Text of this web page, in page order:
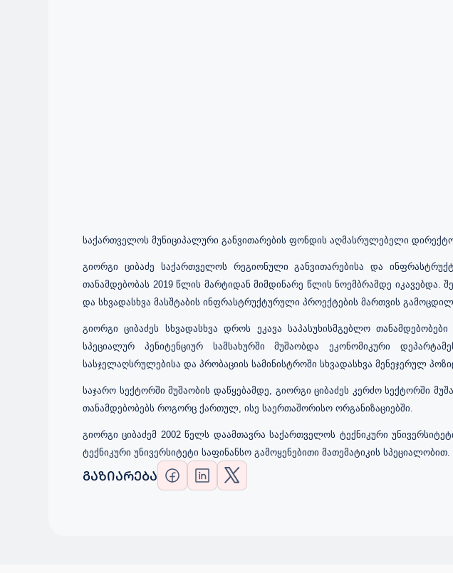
საქართველოს მუნიციპალური განვითარების ფონდის აღმასრულებელი
გიორგი ციბაძე საქართველოს რეგიონული განვითარებისა და
თანამდებობას 2019 წლის მარტიდან მიმდინარე წლის ნოემბრამდე იკავებდა.
და სხვადასხვა მასშტაბის ინფრასტრუქტურული პროექტების მართვის
გიორგი ციბაძეს სხვადასხვა დროს ეკავა საპასუხისმგებლო
სპეციალურ პენიტენციურ სამსახურში მუშაობდა ეკონომიკური
სასჯელაღსრულებისა და პრობაციის სამინისტროში სხვადასხვა მენეჯერულ
საჯარო სექტორში მუშაობის დაწყებამდე, გიორგი ციბაძეს კერძო სექტორში
თანამდებობებს როგორც ქართულ, ისე საერთაშორისო ორგანიზაციებში.
გიორგი ციბაძემ 2002 წელს დაამთავრა საქართველოს ტექნიკური
ტექნიკური უნივერსიტეტი საფინანსო გამოყენებითი მათემატიკის სპეციალობით.
ᲒᲐᲖᲘᲐᲠᲔᲑᲐ